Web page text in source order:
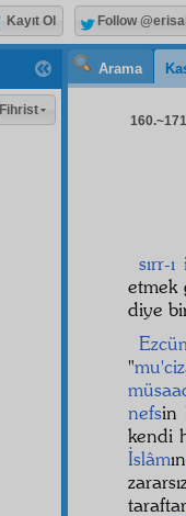
Arama
sırr-
diye
"
nefsin
kendi
İslâm
Fihrist
Kayıt Ol Follow